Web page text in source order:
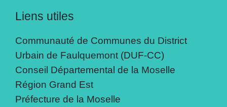
Liens utiles
Communauté de Communes du District
Urbain de Faulquemont (DUF-CC)
Conseil Départemental de la Moselle
Région Grand Est
Préfecture de la Moselle